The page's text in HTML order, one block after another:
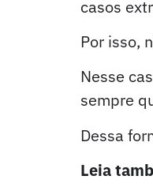
casos
Por isso,
Nesse
sempre
Dessa
Leia